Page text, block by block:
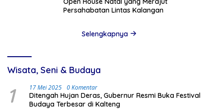
Persahabatan Lintas Kalangan
Selengkapnya
Wisata, Seni & Budaya
1 17 Mei 2025 0 Komentar
Ditengah Hujan Deras, Gubernur Resmi Buka Festival
Budaya Terbesar di Kalteng